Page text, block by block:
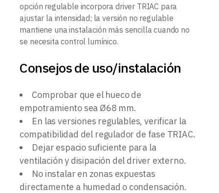
opción regulable incorpora driver TRIAC para
ajustar la intensidad; la versión no regulable
mantiene una instalación más sencilla cuando no
se necesita control lumínico.
Consejos de uso/instalación
Comprobar que el hueco de
empotramiento sea Ø68 mm.
En las versiones regulables, verificar la
compatibilidad del regulador de fase TRIAC.
Dejar espacio suficiente para la
ventilación y disipación del driver externo.
No instalar en zonas expuestas
directamente a humedad o condensación.